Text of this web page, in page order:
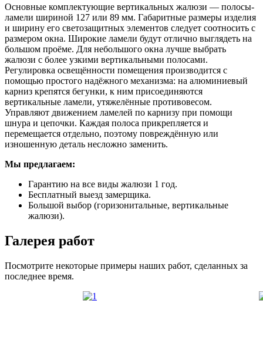
Основные комплектующие вертикальных жалюзи — полосы-
ламели шириной 127 или 89 мм. Габаритные размеры изделия
и ширину его светозащитных элементов следует соотносить с
размером окна. Широкие ламели будут отлично выглядеть на
большом проёме. Для небольшого окна лучше выбрать
жалюзи с более узкими вертикальными полосами.
Регулировка освещённости помещения производится с
помощью простого надёжного механизма: на алюминиевый
карниз крепятся бегунки, к ним присоединяются
вертикальные ламели, утяжелённые противовесом.
Управляют движением ламелей по карнизу при помощи
шнура и цепочки. Каждая полоса прикрепляется и
перемещается отдельно, поэтому повреждённую или
изношенную деталь несложно заменить.
Мы предлагаем:
Гарантию на все виды жалюзи 1 год.
Бесплатный выезд замерщика.
Большой выбор (горизонитальные, вертикальные
жалюзи).
Галерея работ
Посмотрите некоторые примеры наших работ, сделанных за
последнее время.